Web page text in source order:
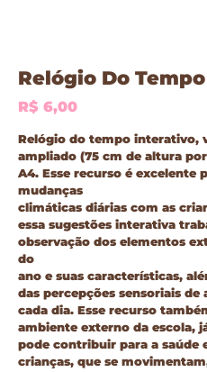
Relógio Do
R$ 6,00
Relógio do tempo interativo,
ampliado (75 cm de altura
A4. Esse recurso é excelente
mudanças
climáticas diárias com as
essa sugestões interativa
observação dos elementos
do
ano e suas características,
das percepções sensoriais
cada dia. Esse recurso
ambiente externo da escola,
pode contribuir para a saúde
crianças, que se